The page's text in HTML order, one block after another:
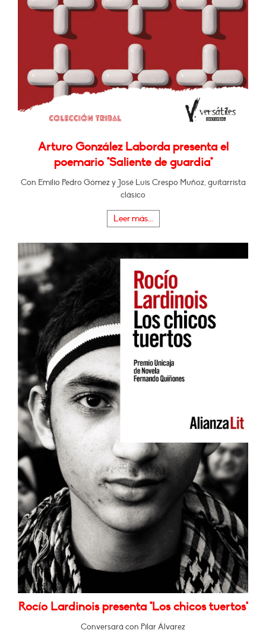
Arturo González Laborda presenta el
poemario "Saliente de guardia"
Con Emilio Pedro Gómez y José Luis Crespo Muñoz, guitarrista
clásico
Leer más...
Rocío Lardinois presenta "Los chicos tuertos"
Conversará con Pilar Álvarez